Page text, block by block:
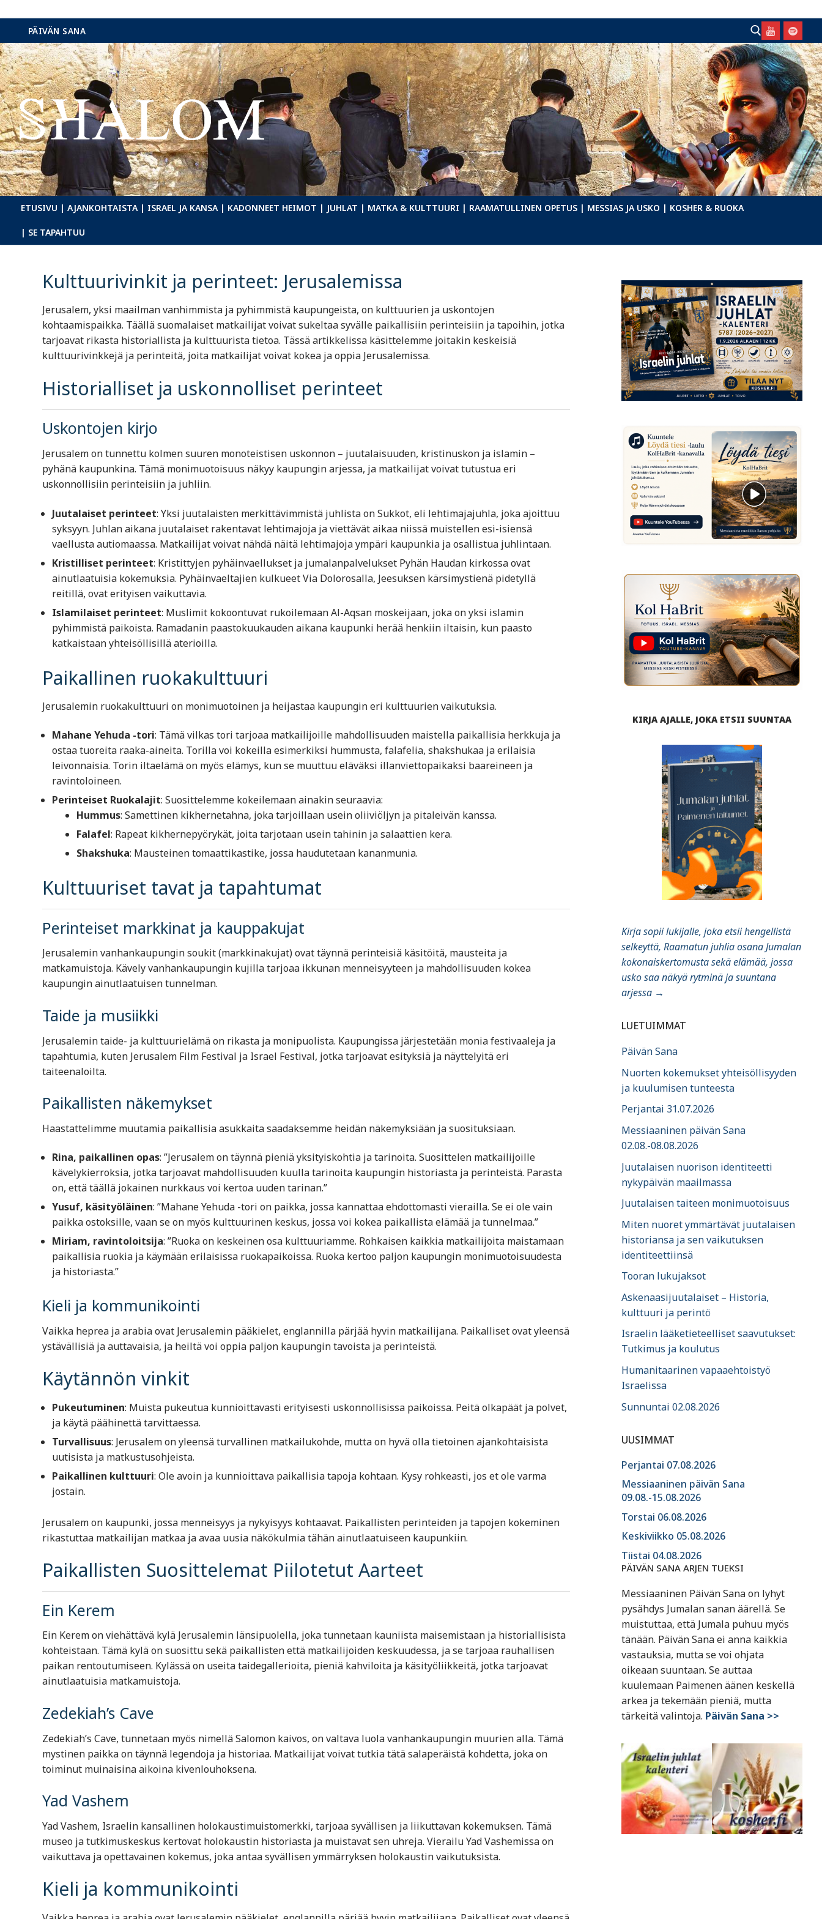
Hyppää
sisältöön
PÄIVÄN SANA
Hae:
ETUSIVU | AJANKOHTAISTA | ISRAEL JA KANSA | KADONNEET HEIMOT | JUHLAT | MATKA & KULTTUURI | RAAMATULLINEN OPETUS | MESSIAS JA USKO | KOSHER & RUOKA
| SE TAPAHTUU
Kulttuurivinkit ja perinteet: Jerusalemissa
Jerusalem, yksi maailman vanhimmista ja pyhimmistä kaupungeista, on kulttuurien ja uskontojen
kohtaamispaikka. Täällä suomalaiset matkailijat voivat sukeltaa syvälle paikallisiin perinteisiin ja tapoihin, jotka
tarjoavat rikasta historiallista ja kulttuurista tietoa. Tässä artikkelissa käsittelemme joitakin keskeisiä
kulttuurivinkkejä ja perinteitä, joita matkailijat voivat kokea ja oppia Jerusalemissa.
Historialliset ja uskonnolliset perinteet
Uskontojen kirjo
Jerusalem on tunnettu kolmen suuren monoteistisen uskonnon – juutalaisuuden, kristinuskon ja islamin –
pyhänä kaupunkina. Tämä monimuotoisuus näkyy kaupungin arjessa, ja matkailijat voivat tutustua eri
uskonnollisiin perinteisiin ja juhliin.
Juutalaiset perinteet: Yksi juutalaisten merkittävimmistä juhlista on Sukkot, eli lehtimajajuhla, joka ajoittuu
syksyyn. Juhlan aikana juutalaiset rakentavat lehtimajoja ja viettävät aikaa niissä muistellen esi-isiensä
vaellusta autiomaassa. Matkailijat voivat nähdä näitä lehtimajoja ympäri kaupunkia ja osallistua juhlintaan.
Kristilliset perinteet: Kristittyjen pyhäinvaellukset ja jumalanpalvelukset Pyhän Haudan kirkossa ovat
ainutlaatuisia kokemuksia. Pyhäinvaeltajien kulkueet Via Dolorosalla, Jeesuksen kärsimystienä pidetyllä
reitillä, ovat erityisen vaikuttavia.
Islamilaiset perinteet: Muslimit kokoontuvat rukoilemaan Al-Aqsan moskeijaan, joka on yksi islamin
pyhimmistä paikoista. Ramadanin paastokuukauden aikana kaupunki herää henkiin iltaisin, kun paasto
katkaistaan yhteisöllisillä aterioilla.
Paikallinen ruokakulttuuri
Jerusalemin ruokakulttuuri on monimuotoinen ja heijastaa kaupungin eri kulttuurien vaikutuksia.
Mahane Yehuda -tori: Tämä vilkas tori tarjoaa matkailijoille mahdollisuuden maistella paikallisia herkkuja ja
ostaa tuoreita raaka-aineita. Torilla voi kokeilla esimerkiksi hummusta, falafelia, shakshukaa ja erilaisia
leivonnaisia. Torin iltaelämä on myös elämys, kun se muuttuu eläväksi illanviettopaikaksi baareineen ja
ravintoloineen.
Perinteiset Ruokalajit: Suosittelemme kokeilemaan ainakin seuraavia:
Hummus: Samettinen kikhernetahna, joka tarjoillaan usein oliiviöljyn ja pitaleivän kanssa.
Falafel: Rapeat kikhernepyörykät, joita tarjotaan usein tahinin ja salaattien kera.
Shakshuka: Mausteinen tomaattikastike, jossa haudutetaan kananmunia.
Kulttuuriset tavat ja tapahtumat
Perinteiset markkinat ja kauppakujat
Jerusalemin vanhankaupungin soukit (markkinakujat) ovat täynnä perinteisiä käsitöitä, mausteita ja
matkamuistoja. Kävely vanhankaupungin kujilla tarjoaa ikkunan menneisyyteen ja mahdollisuuden kokea
kaupungin ainutlaatuisen tunnelman.
Taide ja musiikki
Jerusalemin taide- ja kulttuurielämä on rikasta ja monipuolista. Kaupungissa järjestetään monia festivaaleja ja
tapahtumia, kuten Jerusalem Film Festival ja Israel Festival, jotka tarjoavat esityksiä ja näyttelyitä eri
taiteenaloilta.
Paikallisten näkemykset
Haastattelimme muutamia paikallisia asukkaita saadaksemme heidän näkemyksiään ja suosituksiaan.
Rina, paikallinen opas: ”Jerusalem on täynnä pieniä yksityiskohtia ja tarinoita. Suosittelen matkailijoille
kävelykierroksia, jotka tarjoavat mahdollisuuden kuulla tarinoita kaupungin historiasta ja perinteistä. Parasta
on, että täällä jokainen nurkkaus voi kertoa uuden tarinan.”
Yusuf, käsityöläinen: ”Mahane Yehuda -tori on paikka, jossa kannattaa ehdottomasti vierailla. Se ei ole vain
paikka ostoksille, vaan se on myös kulttuurinen keskus, jossa voi kokea paikallista elämää ja tunnelmaa.”
Miriam, ravintoloitsija: ”Ruoka on keskeinen osa kulttuuriamme. Rohkaisen kaikkia matkailijoita maistamaan
paikallisia ruokia ja käymään erilaisissa ruokapaikoissa. Ruoka kertoo paljon kaupungin monimuotoisuudesta
ja historiasta.”
Kieli ja kommunikointi
Vaikka heprea ja arabia ovat Jerusalemin pääkielet, englannilla pärjää hyvin matkailijana. Paikalliset ovat yleensä
ystävällisiä ja auttavaisia, ja heiltä voi oppia paljon kaupungin tavoista ja perinteistä.
Käytännön vinkit
Pukeutuminen: Muista pukeutua kunnioittavasti erityisesti uskonnollisissa paikoissa. Peitä olkapäät ja polvet,
ja käytä päähinettä tarvittaessa.
Turvallisuus: Jerusalem on yleensä turvallinen matkailukohde, mutta on hyvä olla tietoinen ajankohtaisista
uutisista ja matkustusohjeista.
Paikallinen kulttuuri: Ole avoin ja kunnioittava paikallisia tapoja kohtaan. Kysy rohkeasti, jos et ole varma
jostain.
Jerusalem on kaupunki, jossa menneisyys ja nykyisyys kohtaavat. Paikallisten perinteiden ja tapojen kokeminen
rikastuttaa matkailijan matkaa ja avaa uusia näkökulmia tähän ainutlaatuiseen kaupunkiin.
Paikallisten Suosittelemat Piilotetut Aarteet
Ein Kerem
Ein Kerem on viehättävä kylä Jerusalemin länsipuolella, joka tunnetaan kauniista maisemistaan ja historiallisista
kohteistaan. Tämä kylä on suosittu sekä paikallisten että matkailijoiden keskuudessa, ja se tarjoaa rauhallisen
paikan rentoutumiseen. Kylässä on useita taidegallerioita, pieniä kahviloita ja käsityöliikkeitä, jotka tarjoavat
ainutlaatuisia matkamuistoja.
Zedekiah’s Cave
Zedekiah’s Cave, tunnetaan myös nimellä Salomon kaivos, on valtava luola vanhankaupungin muurien alla. Tämä
mystinen paikka on täynnä legendoja ja historiaa. Matkailijat voivat tutkia tätä salaperäistä kohdetta, joka on
toiminut muinaisina aikoina kivenlouhoksena.
Yad Vashem
Yad Vashem, Israelin kansallinen holokaustimuistomerkki, tarjoaa syvällisen ja liikuttavan kokemuksen. Tämä
museo ja tutkimuskeskus kertovat holokaustin historiasta ja muistavat sen uhreja. Vierailu Yad Vashemissa on
vaikuttava ja opettavainen kokemus, joka antaa syvällisen ymmärryksen holokaustin vaikutuksista.
Kieli ja kommunikointi
KIRJA AJALLE, JOKA ETSII SUUNTAA
Kirja sopii lukijalle, joka etsii hengellistä
selkeyttä, Raamatun juhlia osana Jumalan
kokonaiskertomusta sekä elämää, jossa
usko saa näkyä rytminä ja suuntana
arjessa →
LUETUIMMAT
Päivän Sana
Nuorten kokemukset yhteisöllisyyden
ja kuulumisen tunteesta
Perjantai 31.07.2026
Messiaaninen päivän Sana
02.08.-08.08.2026
Juutalaisen nuorison identiteetti
nykypäivän maailmassa
Juutalaisen taiteen monimuotoisuus
Miten nuoret ymmärtävät juutalaisen
historiansa ja sen vaikutuksen
identiteettiinsä
Tooran lukujaksot
Askenaasijuutalaiset – Historia,
kulttuuri ja perintö
Israelin lääketieteelliset saavutukset:
Tutkimus ja koulutus
Humanitaarinen vapaaehtoistyö
Israelissa
Sunnuntai 02.08.2026
UUSIMMAT
Perjantai 07.08.2026
Messiaaninen päivän Sana
09.08.-15.08.2026
Torstai 06.08.2026
Keskiviikko 05.08.2026
Tiistai 04.08.2026
PÄIVÄN SANA ARJEN TUEKSI
Messiaaninen Päivän Sana on lyhyt
pysähdys Jumalan sanan äärellä. Se
muistuttaa, että Jumala puhuu myös
tänään. Päivän Sana ei anna kaikkia
vastauksia, mutta se voi ohjata
oikeaan suuntaan. Se auttaa
kuulemaan Paimenen äänen keskellä
arkea ja tekemään pieniä, mutta
tärkeitä valintoja. Päivän Sana >>